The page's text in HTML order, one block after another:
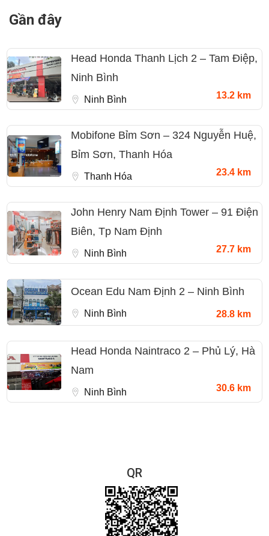
Gần đây
Head Honda Thanh Lịch 2 – Tam Điệp,
Ninh Bình
Ninh Bình 13.2 km
Mobifone Bỉm Sơn – 324 Nguyễn Huệ,
Bỉm Sơn, Thanh Hóa
Thanh Hóa 23.4 km
John Henry Nam Định Tower – 91 Điện
Biên, Tp Nam Định
Ninh Bình 27.7 km
Ocean Edu Nam Định 2 – Ninh Bình
Ninh Bình 28.8 km
Head Honda Naintraco 2 – Phủ Lý, Hà
Nam
Ninh Bình 30.6 km
QR